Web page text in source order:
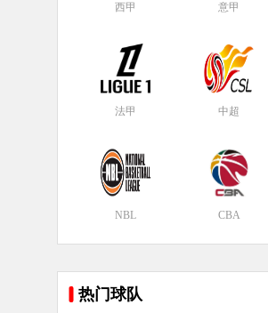
西甲 意甲
法甲 中超
NBL CBA
热门球队